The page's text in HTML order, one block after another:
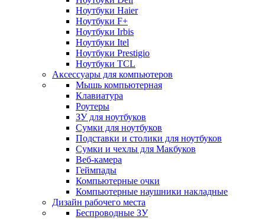
Ноутбуки Haier
Ноутбуки F+
Ноутбуки Irbis
Ноутбуки Itel
Ноутбуки Prestigio
Ноутбуки TCL
Аксессуары для компьютеров
Мышь компьютерная
Клавиатура
Роутеры
ЗУ для ноутбуков
Сумки для ноутбуков
Подставки и столики для ноутбуков
Сумки и чехлы для Макбуков
Веб-камера
Геймпады
Компьютерные очки
Компьютерные наушники накладные
Дизайн рабочего места
Беспроводные ЗУ